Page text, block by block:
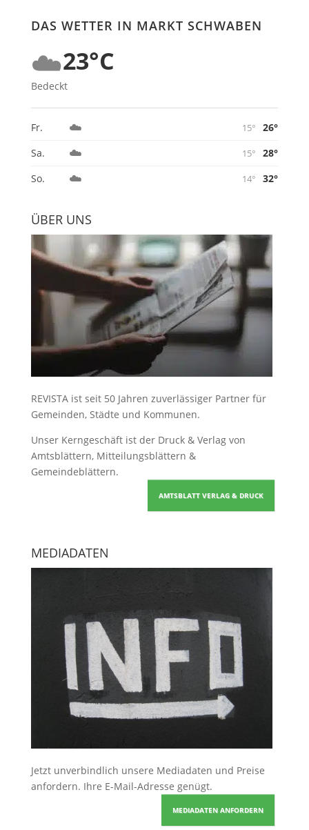
DAS WETTER IN MARKT SCHWABEN
☁️23°C
Bedeckt
Fr. ☁️ 15°
26°
Sa.
☁️ 15°
28°
So.
☁️ 14° 32°
ÜBER UNS
REVISTA ist seit 50 Jahren zuverlässiger Partner für
Gemeinden, Städte und Kommunen.
Unser Kerngeschäft ist der Druck & Verlag von
Amtsblättern, Mitteilungsblättern &
Gemeindeblättern.
AMTSBLATT VERLAG & DRUCK
MEDIADATEN
Jetzt unverbindlich unsere Mediadaten und Preise
anfordern. Ihre E-Mail-Adresse genügt.
MEDIADATEN ANFORDERN